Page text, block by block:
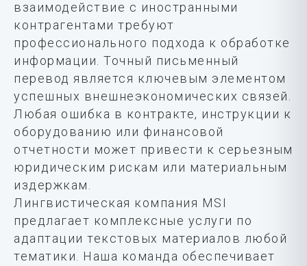
взаимодействие с иностранными
контрагентами требуют
профессионального подхода к обработке
информации. Точный письменный
перевод является ключевым элементом
успешных внешнеэкономических связей.
Любая ошибка в контракте, инструкции к
оборудованию или финансовой
отчетности может привести к серьезным
юридическим рискам или материальным
издержкам.
Лингвистическая компания MSI
предлагает комплексные услуги по
адаптации текстовых материалов любой
тематики. Наша команда обеспечивает